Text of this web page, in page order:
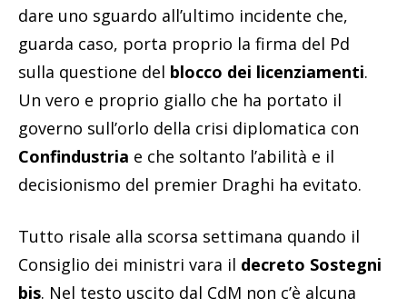
dare uno sguardo all’ultimo incidente che,
guarda caso, porta proprio la firma del Pd
sulla questione del blocco dei licenziamenti.
Un vero e proprio giallo che ha portato il
governo sull’orlo della crisi diplomatica con
Confindustria e che soltanto l’abilità e il
decisionismo del premier Draghi ha evitato.
Tutto risale alla scorsa settimana quando il
Consiglio dei ministri vara il decreto Sostegni
bis. Nel testo uscito dal CdM non c’è alcuna